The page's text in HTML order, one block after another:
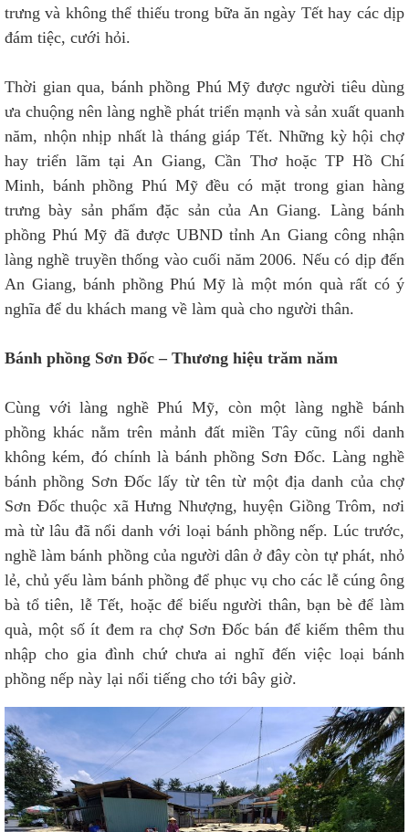
trưng và không thể thiếu trong bữa ăn ngày Tết hay các dịp
đám tiệc, cưới hỏi.
Thời gian qua, bánh phồng Phú Mỹ được người tiêu dùng
ưa chuộng nên làng nghề phát triển mạnh và sản xuất quanh
năm, nhộn nhịp nhất là tháng giáp Tết. Những kỳ hội chợ
hay triển lãm tại An Giang, Cần Thơ hoặc TP Hồ Chí
Minh, bánh phồng Phú Mỹ đều có mặt trong gian hàng
trưng bày sản phẩm đặc sản của An Giang. Làng bánh
phồng Phú Mỹ đã được UBND tỉnh An Giang công nhận
làng nghề truyền thống vào cuối năm 2006. Nếu có dịp đến
An Giang, bánh phồng Phú Mỹ là một món quà rất có ý
nghĩa để du khách mang về làm quà cho người thân.
Bánh phồng Sơn Đốc – Thương hiệu trăm năm
Cùng với làng nghề Phú Mỹ, còn một làng nghề bánh
phồng khác nằm trên mảnh đất miền Tây cũng nổi danh
không kém, đó chính là bánh phồng Sơn Đốc. Làng nghề
bánh phồng Sơn Đốc lấy từ tên từ một địa danh của chợ
Sơn Đốc thuộc xã Hưng Nhượng, huyện Giồng Trôm, nơi
mà từ lâu đã nổi danh với loại bánh phồng nếp. Lúc trước,
nghề làm bánh phồng của người dân ở đây còn tự phát, nhỏ
lẻ, chủ yếu làm bánh phồng để phục vụ cho các lễ cúng ông
bà tổ tiên, lễ Tết, hoặc để biếu người thân, bạn bè để làm
quà, một số ít đem ra chợ Sơn Đốc bán để kiếm thêm thu
nhập cho gia đình chứ chưa ai nghĩ đến việc loại bánh
phồng nếp này lại nổi tiếng cho tới bây giờ.